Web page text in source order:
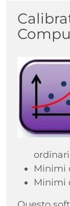
Titolo
Immagine
ordinari
Minimi
Minimi